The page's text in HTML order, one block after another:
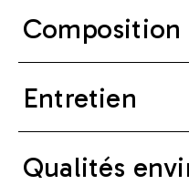
Composition
Entretien
Qualités